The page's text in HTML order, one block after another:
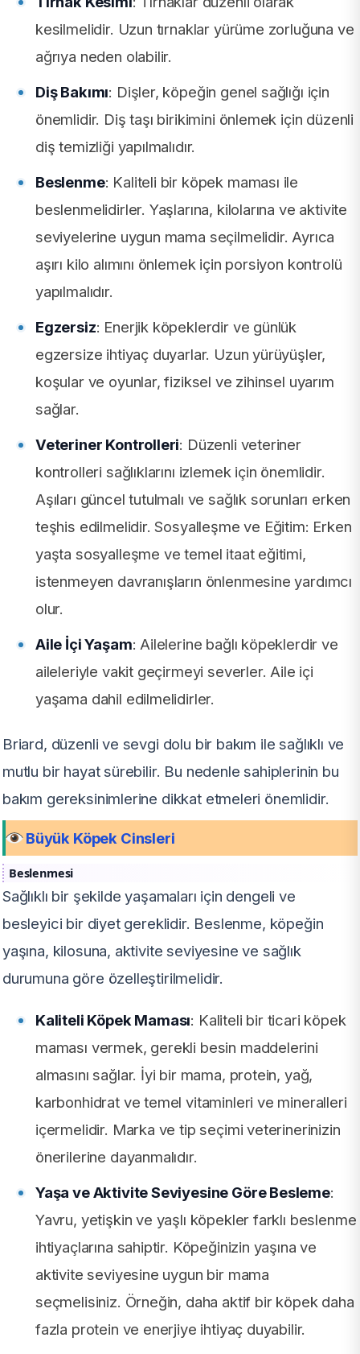
kesilmelidir. Uzun tırnaklar yürüme zorluğuna ve
ağrıya neden olabilir.
Diş Bakımı: Dişler, köpeğin genel sağlığı için
önemlidir. Diş taşı birikimini önlemek için düzenli
diş temizliği yapılmalıdır.
Beslenme: Kaliteli bir köpek maması ile
beslenmelidirler. Yaşlarına, kilolarına ve aktivite
seviyelerine uygun mama seçilmelidir. Ayrıca
aşırı kilo alımını önlemek için porsiyon kontrolü
yapılmalıdır.
Egzersiz: Enerjik köpeklerdir ve günlük
egzersize ihtiyaç duyarlar. Uzun yürüyüşler,
koşular ve oyunlar, fiziksel ve zihinsel uyarım
sağlar.
Veteriner Kontrolleri: Düzenli veteriner
kontrolleri sağlıklarını izlemek için önemlidir.
Aşıları güncel tutulmalı ve sağlık sorunları erken
teşhis edilmelidir. Sosyalleşme ve Eğitim: Erken
yaşta sosyalleşme ve temel itaat eğitimi,
istenmeyen davranışların önlenmesine yardımcı
olur.
Aile İçi Yaşam: Ailelerine bağlı köpeklerdir ve
aileleriyle vakit geçirmeyi severler. Aile içi
yaşama dahil edilmelidirler.
Briard, düzenli ve sevgi dolu bir bakım ile sağlıklı ve
mutlu bir hayat sürebilir. Bu nedenle sahiplerinin bu
bakım gereksinimlerine dikkat etmeleri önemlidir.
Büyük Köpek Cinsleri
Beslenmesi
Sağlıklı bir şekilde yaşamaları için dengeli ve
besleyici bir diyet gereklidir. Beslenme, köpeğin
yaşına, kilosuna, aktivite seviyesine ve sağlık
durumuna göre özelleştirilmelidir.
Kaliteli Köpek Maması: Kaliteli bir ticari köpek
maması vermek, gerekli besin maddelerini
almasını sağlar. İyi bir mama, protein, yağ,
karbonhidrat ve temel vitaminleri ve mineralleri
içermelidir. Marka ve tip seçimi veterinerinizin
önerilerine dayanmalıdır.
Yaşa ve Aktivite Seviyesine Göre Besleme:
Yavru, yetişkin ve yaşlı köpekler farklı beslenme
ihtiyaçlarına sahiptir. Köpeğinizin yaşına ve
aktivite seviyesine uygun bir mama
seçmelisiniz. Örneğin, daha aktif bir köpek daha
fazla protein ve enerjiye ihtiyaç duyabilir.